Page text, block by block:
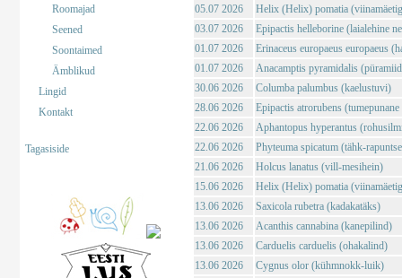
Roomajad
Seened
Soontaimed
Ämblikud
Lingid
Kontakt
Tagasiside
05.07 2026
Helix (Helix) pomatia
03.07 2026
Epipactis helleborine (laialehine
01.07 2026
Erinaceus europaeus europaeus
01.07 2026
Anacamptis pyramidalis
30.06 2026
Columba palumbus (kaelustuvi)
28.06 2026
Epipactis atrorubens
22.06 2026
Aphantopus hyperantus
22.06 2026
Phyteuma spicatum (tähk-
21.06 2026
Holcus lanatus (vill-mesihein)
15.06 2026
Helix (Helix) pomatia
13.06 2026
Saxicola rubetra (kadakatäks)
13.06 2026
Acanthis cannabina (kanepilind)
13.06 2026
Carduelis carduelis (ohakalind)
13.06 2026
Cygnus olor (kühmnokk-luik)